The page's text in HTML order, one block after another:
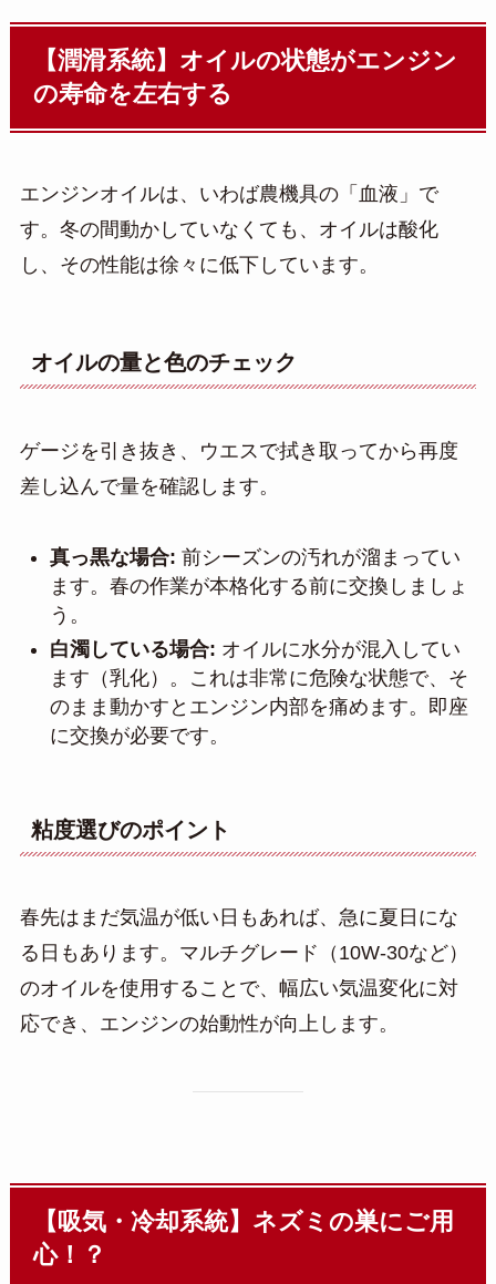
【潤滑系統】オイルの状態がエンジン
の寿命を左右する
エンジンオイルは、いわば農機具の「血液」で
す。冬の間動かしていなくても、オイルは酸化
し、その性能は徐々に低下しています。
オイルの量と色のチェック
ゲージを引き抜き、ウエスで拭き取ってから再度
差し込んで量を確認します。
真っ黒な場合: 前シーズンの汚れが溜まってい
ます。春の作業が本格化する前に交換しましょ
う。
白濁している場合: オイルに水分が混入してい
ます（乳化）。これは非常に危険な状態で、そ
のまま動かすとエンジン内部を痛めます。即座
に交換が必要です。
粘度選びのポイント
春先はまだ気温が低い日もあれば、急に夏日にな
る日もあります。マルチグレード（10W-30など）
のオイルを使用することで、幅広い気温変化に対
応でき、エンジンの始動性が向上します。
【吸気・冷却系統】ネズミの巣にご用
心！？